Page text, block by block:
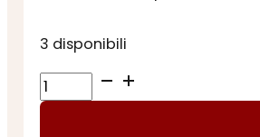
3 disponibili
CASELLA
POSTALE